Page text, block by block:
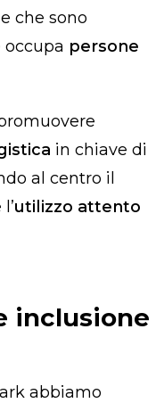
che sono
occupa persone
in chiave di
al centro il
utilizzo attento
inclusione
abbiamo